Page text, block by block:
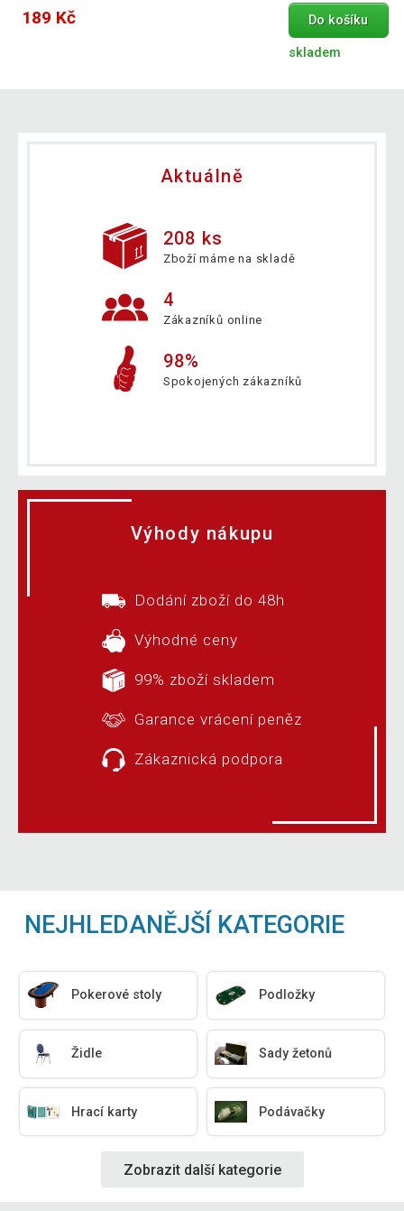
189 Kč Do košíku
skladem
Aktuálně
208 ks
Zboží máme na skladě
4
Zákazníků online
98%
Spokojených zákazníků
Výhody nákupu
Dodání zboží do 48h
Výhodné ceny
99% zboží skladem
Garance vrácení peněz
Zákaznická podpora
NEJHLEDANĚJŠÍ KATEGORIE
Pokerové stoly Podložky
Židle Sady žetonů
Hrací karty Podávačky
Zobrazit další kategorie